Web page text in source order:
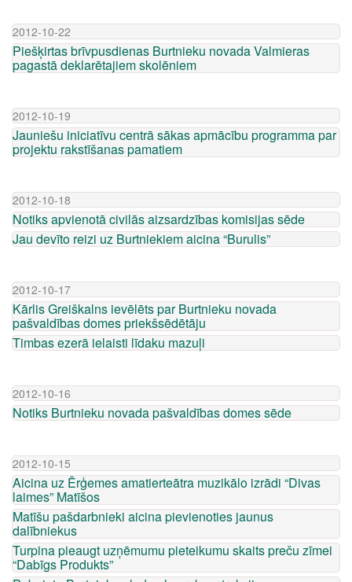
2012-10-22
Piešķirtas brīvpusdienas Burtnieku novada Valmieras
pagastā deklarētajiem skolēniem
2012-10-19
Jauniešu iniciatīvu centrā sākas apmācību programma par
projektu rakstīšanas pamatiem
2012-10-18
Notiks apvienotā civilās aizsardzības komisijas sēde
Jau devīto reizi uz Burtniekiem aicina “Burulis”
2012-10-17
Kārlis Greiškalns ievēlēts par Burtnieku novada
pašvaldības domes priekšsēdētāju
Timbas ezerā ielaisti līdaku mazuļi
2012-10-16
Notiks Burtnieku novada pašvaldības domes sēde
2012-10-15
Aicina uz Ērģemes amatierteātra muzikālo izrādi “Divas
laimes” Matīšos
Matīšu pašdarbnieki aicina pievienoties jaunus
dalībniekus
Turpina pieaugt uzņēmumu pieteikumu skaits preču zīmei
“Dabīgs Produkts”